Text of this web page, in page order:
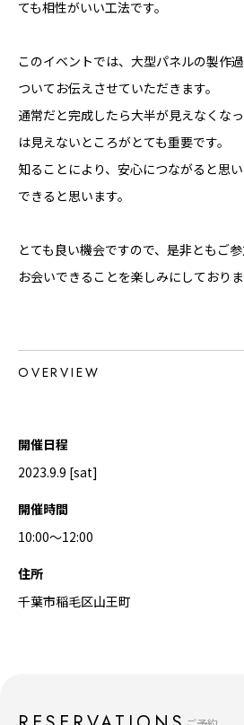
ても相性がいい工法です。
このイベントでは、大型パネルの製作
ついてお伝えさせていただきます。
通常だと完成したら大半が見えなくな
は見えないところがとても重要です。
知ることにより、安心につながると思
できると思います。
とても良い機会ですので、是非ともご参
お会いできることを楽しみにしておりま
OVERVIEW
開催日程
2023.9.9 [sat]
開催時間
10:00〜12:00
住所
千葉市稲毛区山王町